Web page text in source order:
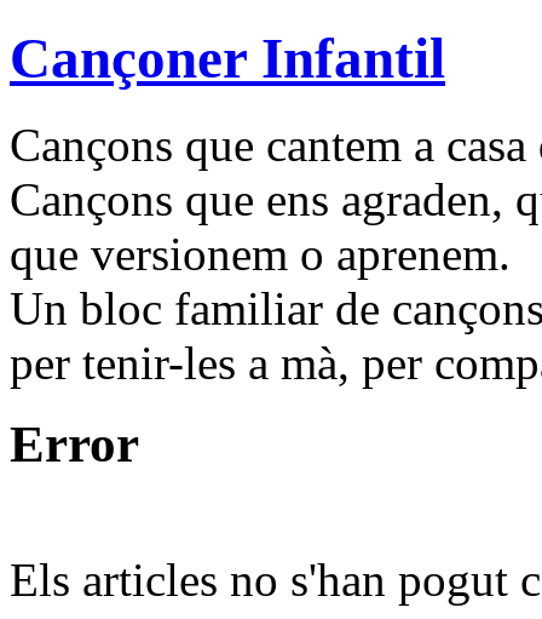
Cançoner Infantil
Cançons que cantem a
Cançons que ens agraden,
que versionem o aprenem.
Un bloc familiar de
per tenir-les a mà, per
Error
Els articles no s'han pogut